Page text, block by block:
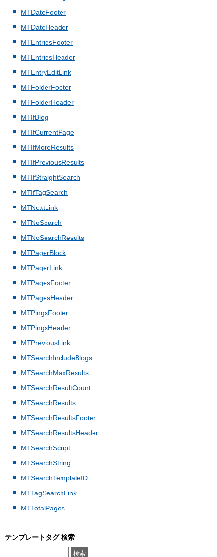
MTDateFooter
MTDateHeader
MTEntriesFooter
MTEntriesHeader
MTEntryEditLink
MTFolderFooter
MTFolderHeader
MTIfBlog
MTIfCurrentPage
MTIfMoreResults
MTIfPreviousResults
MTIfStraightSearch
MTIfTagSearch
MTNextLink
MTNoSearch
MTNoSearchResults
MTPagerBlock
MTPagerLink
MTPagesFooter
MTPagesHeader
MTPingsFooter
MTPingsHeader
MTPreviousLink
MTSearchIncludeBlogs
MTSearchMaxResults
MTSearchResultCount
MTSearchResults
MTSearchResultsFooter
MTSearchResultsHeader
MTSearchScript
MTSearchString
MTSearchTemplateID
MTTagSearchLink
MTTotalPages
テンプレートタグ 検索